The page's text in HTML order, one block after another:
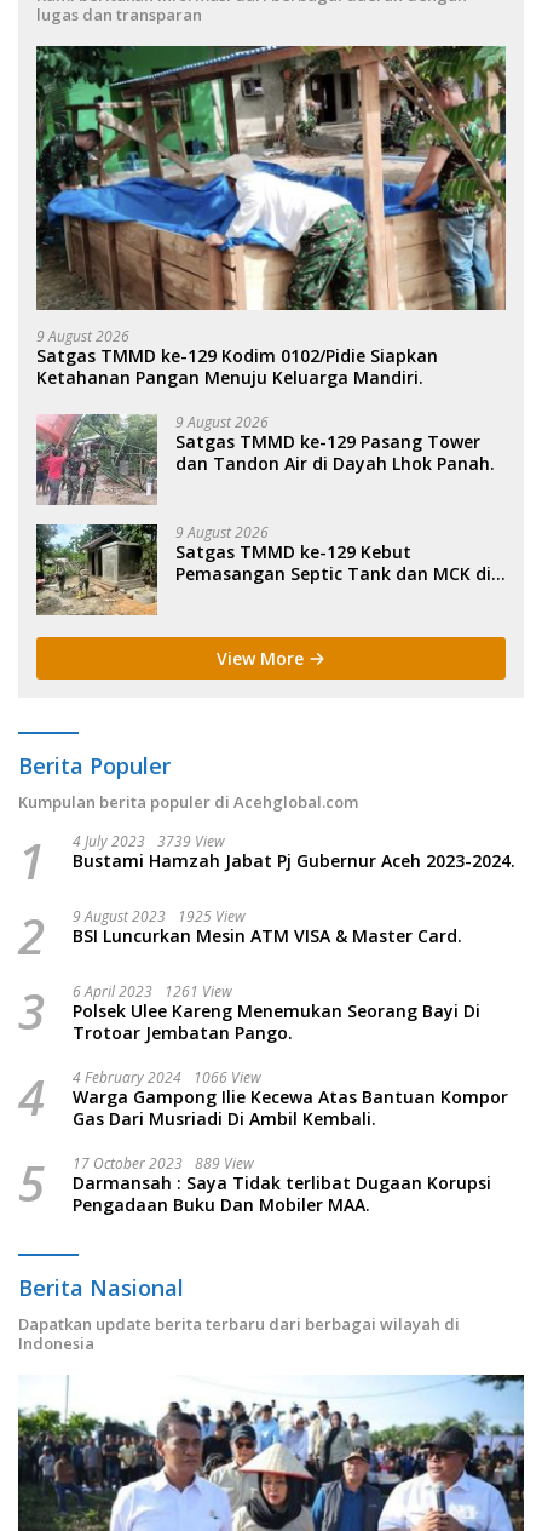
lugas dan transparan
9 August 2026
Satgas TMMD ke-129 Kodim 0102/Pidie Siapkan
Ketahanan Pangan Menuju Keluarga Mandiri.
9 August 2026
Satgas TMMD ke-129 Pasang Tower
dan Tandon Air di Dayah Lhok Panah.
9 August 2026
Satgas TMMD ke-129 Kebut
Pemasangan Septic Tank dan MCK di
View More
Berita Populer
Kumpulan berita populer di Acehglobal.com
1 4 July 2023 3739 View
Bustami Hamzah Jabat Pj Gubernur Aceh 2023-2024.
2 9 August 2023 1925 View
BSI Luncurkan Mesin ATM VISA & Master Card.
3 6 April 2023 1261 View
Polsek Ulee Kareng Menemukan Seorang Bayi Di
Trotoar Jembatan Pango.
4 4 February 2024 1066 View
Warga Gampong Ilie Kecewa Atas Bantuan Kompor
Gas Dari Musriadi Di Ambil Kembali.
5 17 October 2023 889 View
Darmansah : Saya Tidak terlibat Dugaan Korupsi
Pengadaan Buku Dan Mobiler MAA.
Berita Nasional
Dapatkan update berita terbaru dari berbagai wilayah di
Indonesia